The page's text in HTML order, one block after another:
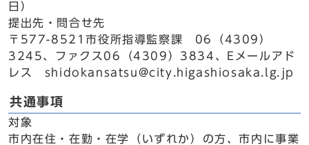
日）
提出先・問合せ先
〒577-8521市役所指導監察課 06（4309）
3245、ファクス06（4309）3834、Eメールアド
レス shidokansatsu@city.higashiosaka.lg.jp
共通事項
対象
市内在住・在勤・在学（いずれか）の方、市内に事業